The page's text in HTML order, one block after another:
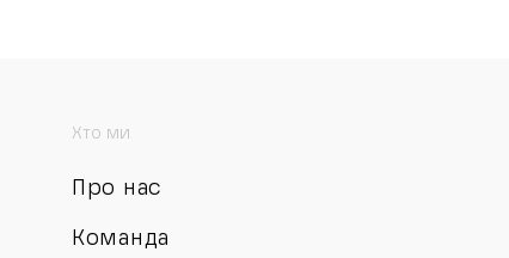
Хто ми
Про нас
Команда